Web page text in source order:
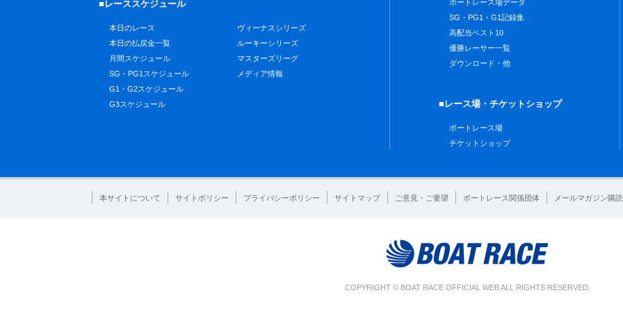
■レーススケジュール
本日のレース
本日の払戻金一覧
月間スケジュール
SG・PG1スケジュール
G1・G2スケジュール
G3スケジュール
ヴィーナスシリーズ
ルーキーシリーズ
マスターズリーグ
メディア情報
ボートレース場データ
SG・PG1・G1記録集
高配当ベスト10
優勝レーサー一覧
ダウンロード・他
■レース場・チケットショップ
ボートレース場
チケットショップ
本サイトについて サイトポリシー プライバシーポリシー サイトマップ ご意見・ご要望 ボートレース関係団体 メールマガジン購読
COPYRIGHT © BOAT RACE OFFICIAL WEB ALL RIGHTS RESERVED.